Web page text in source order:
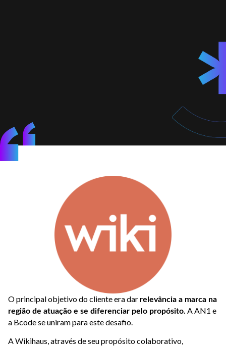
O principal objetivo do cliente era dar relevância a marca na
região de atuação e se diferenciar pelo propósito. A AN1 e
a Bcode se uniram para este desafio.
A Wikihaus, através de seu propósito colaborativo,